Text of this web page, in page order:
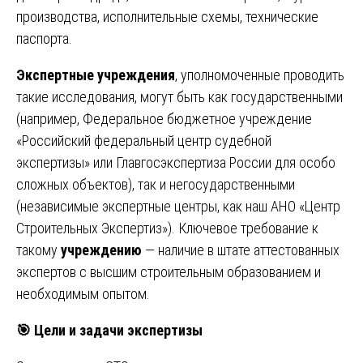
производства, исполнительные схемы, технические
паспорта.
Экспертные учреждения, уполномоченные проводить
такие исследования, могут быть как государственными
(например, Федеральное бюджетное учреждение
«Российский федеральный центр судебной
экспертизы» или Главгосэкспертиза России для особо
сложных объектов), так и негосударственными
(независимые экспертные центры, как наш АНО «Центр
Строительных Экспертиз»). Ключевое требование к
такому учреждению — наличие в штате аттестованных
экспертов с высшим строительным образованием и
необходимым опытом.
🎯 Цели и задачи экспертизы